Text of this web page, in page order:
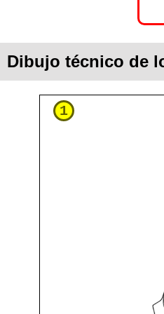
Dibujo técnico de
1